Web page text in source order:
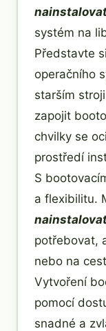
systém na
Představte
operačního
starším
zapojit
chvilky se
prostředí
S
a flexibilitu.
potřebovat,
nebo na
Vytvoření
pomocí
snadné a